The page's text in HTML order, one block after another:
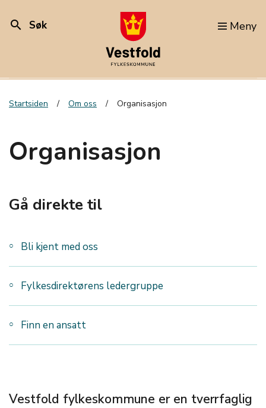
search Søk Meny
Startsiden Om oss Organisasjon
Organisasjon
Gå direkte til
Bli kjent med oss
Fylkesdirektørens ledergruppe
Finn en ansatt
Vestfold fylkeskommune er en tverrfaglig